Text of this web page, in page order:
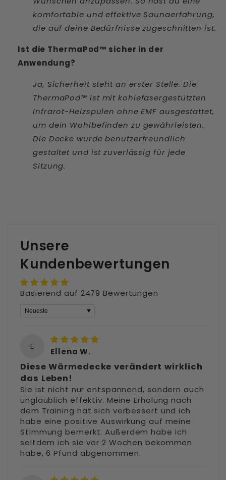
komfortable und effektive Saunaerfahrung,
die auf deine Bedürfnisse zugeschnitten ist.
Ist die ThermaPod™ sicher in der
Anwendung?
Ja, Sicherheit steht an erster Stelle. Die
ThermaPod™ ist mit kohlefasergestützten
Infrarot-Heizspulen ohne EMF ausgestattet,
um dein Wohlbefinden zu gewährleisten.
Die Decke wurde benutzerfreundlich
gestaltet und ist zuverlässig für jede
Sitzung.
Unsere
Kundenbewertungen
Basierend auf 2479 Bewertungen
Sort by
E
Ellena W.
Diese Wärmedecke verändert wirklich
das Leben!
Sie ist nicht nur entspannend, sondern auch
unglaublich effektiv. Meine Erholung nach
dem Training hat sich verbessert und ich
habe eine positive Auswirkung auf meine
Stimmung bemerkt. Außerdem habe ich
seitdem ich sie vor 2 Wochen bekommen
habe, 6 Pfund abgenommen.